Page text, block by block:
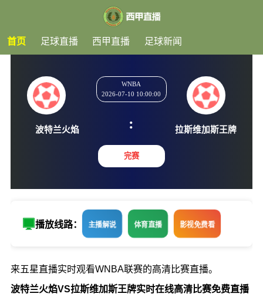
首页 足球直播 西甲直播 足球新闻
WNBA
2026-07-10 10:00:00
:
完赛
播放线路： 主播解说 体育直播 影视免费看
来五星直播实时观看WNBA联赛的高清比赛直播。
波特兰火焰VS拉斯维加斯王牌实时在线高清比赛免费直播